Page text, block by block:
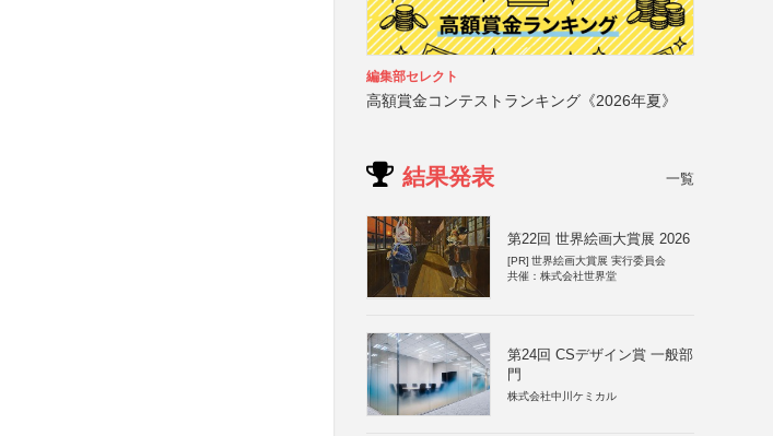
編集部セレクト
高額賞金コンテストランキング《2026年夏》
結果発表 一覧
第22回 世界絵画大賞展 2026
[PR] 世界絵画大賞展 実行委員会
共催：株式会社世界堂
第24回 CSデザイン賞 一般部
門
株式会社中川ケミカル